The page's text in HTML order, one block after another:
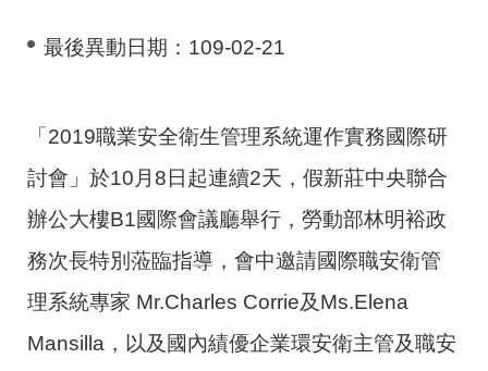
最後異動日期： 109-02-21
「2019職業安全衛生管理系統運作實務國際研
討會」於10 月8日起連續2天，假新莊中央聯合
辦公大樓B1國際會議廳舉行，勞動部林明裕政
務次長特別蒞臨指導，會中邀請國際職安衛管
理系統專家 Mr.Charles Corrie及Ms.Elena
Mansilla ，以及國內績優企業環安衛主管及職安